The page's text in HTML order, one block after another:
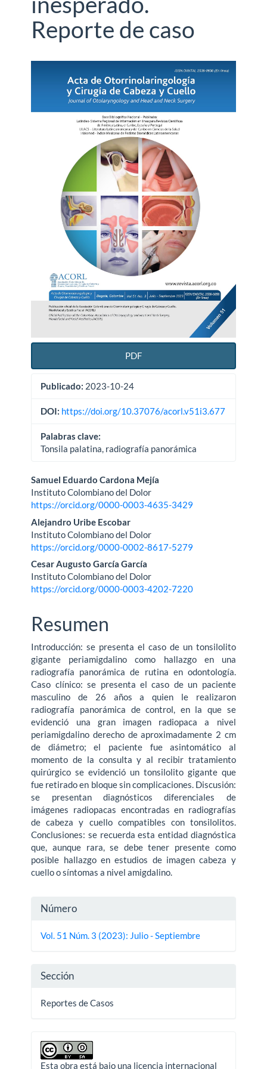
Reporte de caso
Barra
lateral
del
artículo
PDF
Publicado: 2023-10-24
DOI: https://doi.org/10.37076/acorl.v51i3.677
Palabras clave:
Tonsila palatina, radiografía panorámica
Contenido
principal
del
artículo
Samuel Eduardo Cardona Mejía
Instituto Colombiano del Dolor
https://orcid.org/0000-0003-4635-3429
Alejandro Uribe Escobar
Instituto Colombiano del Dolor
https://orcid.org/0000-0002-8617-5279
Cesar Augusto García García
Instituto Colombiano del Dolor
https://orcid.org/0000-0003-4202-7220
Resumen
Introducción: se presenta el caso de un tonsilolito
gigante periamigdalino como hallazgo en una
radiografía panorámica de rutina en odontología.
Caso clínico: se presenta el caso de un paciente
masculino de 26 años a quien le realizaron
radiografía panorámica de control, en la que se
evidenció una gran imagen radiopaca a nivel
periamigdalino derecho de aproximadamente 2 cm
de diámetro; el paciente fue asintomático al
momento de la consulta y al recibir tratamiento
quirúrgico se evidenció un tonsilolito gigante que
fue retirado en bloque sin complicaciones. Discusión:
se presentan diagnósticos diferenciales de
imágenes radiopacas encontradas en radiografías
de cabeza y cuello compatibles con tonsilolitos.
Conclusiones: se recuerda esta entidad diagnóstica
que, aunque rara, se debe tener presente como
posible hallazgo en estudios de imagen cabeza y
cuello o síntomas a nivel amigdalino.
Detalles
del
Número
Vol. 51 Núm. 3 (2023): Julio - Septiembre
Sección
Reportes de Casos
Esta obra está bajo una licencia internacional